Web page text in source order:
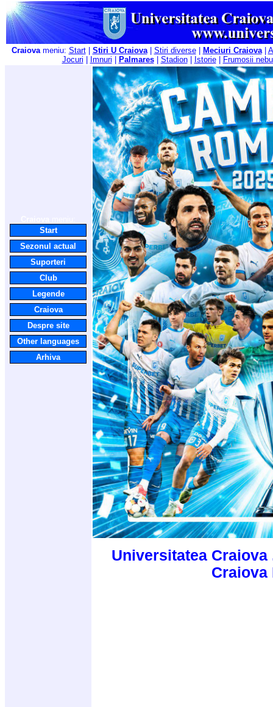
Craiovameniu: Start| Stiri U Craiova| Stiri diverse| Meciuri Craiova|
Jocuri
Imnuri Palmares| Stadion| Istorie| Frumosii
Start
Sezonul actual
Suporteri
Club
Legende
Craiova
Despre site
Other languages
Arhiva
Universitatea
Craiova